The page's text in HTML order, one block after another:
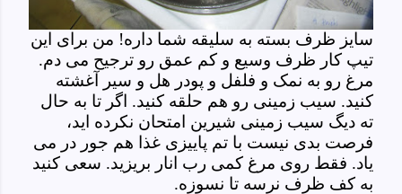
سایز ظرف بسته به سلیقه شما داره! من برای این
تیپ کار ظرف وسیع و کم عمق رو ترجیح می دم.
مرغ رو به نمک و فلفل و پودر هل و سیر آغشته
کنید. سیب زمینی رو هم حلقه کنید. اگر تا به حال
ته دیگ سیب زمینی شیرین امتحان نکرده اید،
فرصت بدی نیست با تم پاییزی غذا هم جور در می
یاد. فقط روی مرغ کمی رب انار بریزید. سعی کنید
به کف ظرف نرسه تا نسوزه.